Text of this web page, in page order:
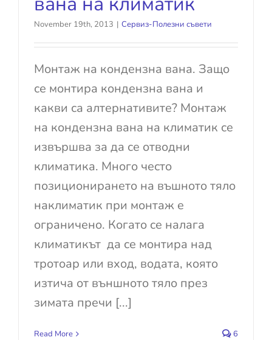
November 19th, 2013 | Сервиз-Полезни съвети
Монтаж на кондензна вана. Защо
се монтира кондензна вана и
какви са алтернативите? Монтаж
на кондензна вана на климатик се
извършва за да се отводни
климатика. Много често
позиционирането на въшното тяло
наклиматик при монтаж е
ограничено. Когато се налага
климатикът да се монтира над
тротоар или вход, водата, която
изтича от външното тяло през
зимата пречи [...]
Read More 6